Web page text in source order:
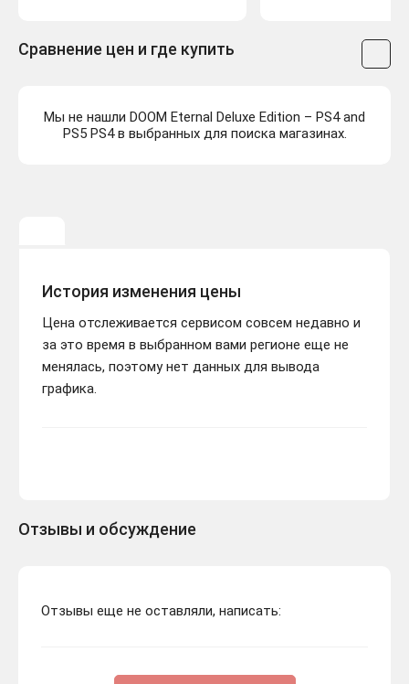
Сравнение цен и где купить
Мы не нашли DOOM Eternal Deluxe Edition – PS4 and
PS5 PS4 в выбранных для поиска магазинах.
История изменения цены
Цена отслеживается сервисом совсем недавно и
за это время в выбранном вами регионе еще не
менялась, поэтому нет данных для вывода
графика.
Отзывы и обсуждение
Отзывы еще не оставляли, написать: